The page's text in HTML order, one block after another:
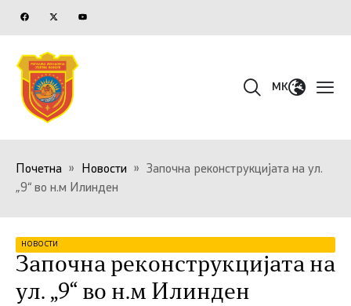
MK
Почетна » Новости »
Започна реконструкцијата на ул.
„9“ во н.м Илинден
НОВОСТИ
Започна реконструкцијата на
ул. „9“ во н.м Илинден